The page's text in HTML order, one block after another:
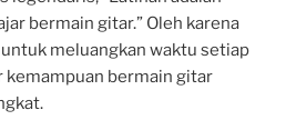
bermain gitar.” Oleh karena
meluangkan waktu setiap
kemampuan bermain gitar